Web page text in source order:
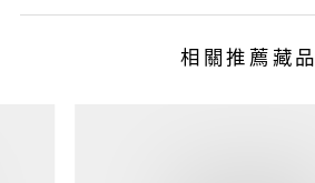
相關推薦藏品